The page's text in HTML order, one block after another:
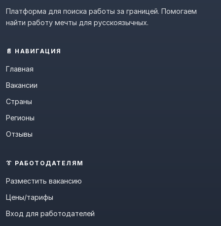
Платформа для поиска работы за границей. Помогаем
найти работу мечты для русскоязычных.
📄 НАВИГАЦИЯ
Главная
Вакансии
Страны
Регионы
Отзывы
👔 РАБОТОДАТЕЛЯМ
Разместить вакансию
Цены/тарифы
Вход для работодателей